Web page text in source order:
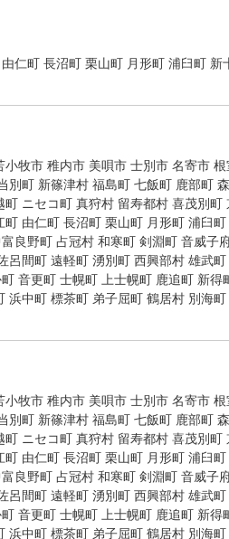
由仁町 長沼町 栗山町 月形町 浦臼町 新
小牧市 稚内市 美唄市 士別市 名寄市 根
別町 新篠津村 福島町 七飯町 鹿部町 森
町 ニセコ町 真狩村 留寿都村 喜茂別町
町 由仁町 長沼町 栗山町 月形町 浦臼町
良野町 占冠村 和寒町 剣淵町 音威子
呂間町 遠軽町 湧別町 西興部村 雄武町
音更町 士幌町 上士幌町 鹿追町 新得
浜中町 標茶町 弟子屈町 鶴居村 別海町
小牧市 稚内市 美唄市 士別市 名寄市 根
別町 新篠津村 福島町 七飯町 鹿部町 森
町 ニセコ町 真狩村 留寿都村 喜茂別町
町 由仁町 長沼町 栗山町 月形町 浦臼町
良野町 占冠村 和寒町 剣淵町 音威子
呂間町 遠軽町 湧別町 西興部村 雄武町
音更町 士幌町 上士幌町 鹿追町 新得
浜中町 標茶町 弟子屈町 鶴居村 別海町